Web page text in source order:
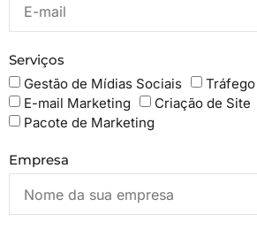
Serviços
Gestão de Mídias Sociais
E-mail Marketing
Criação de Site
Pacote de Marketing
Empresa